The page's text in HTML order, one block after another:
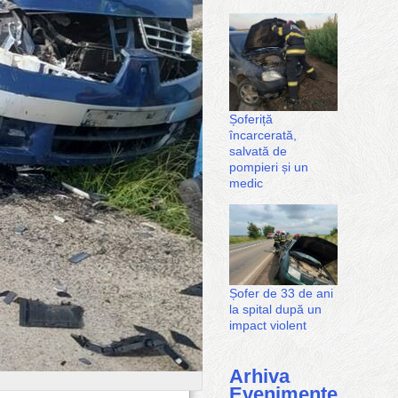
Șoferiță
încarcerată,
salvată de
pompieri și un
medic
Șofer de 33 de ani
la spital după un
impact violent
Arhiva